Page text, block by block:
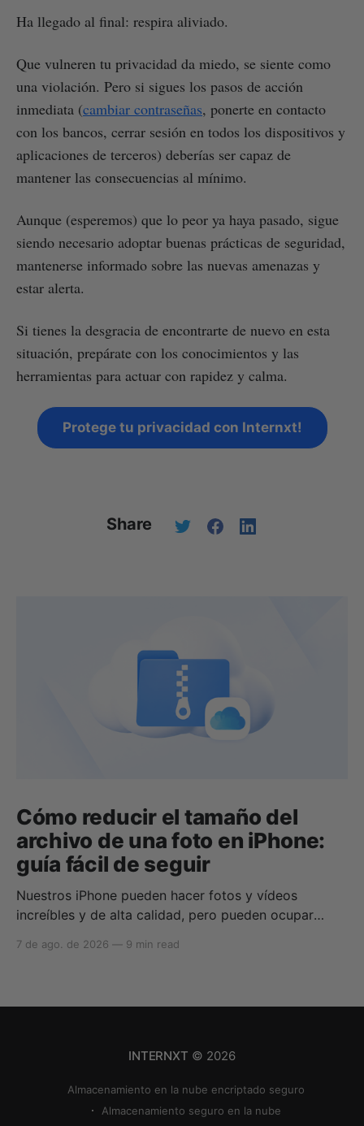
Ha llegado al final: respira aliviado.
Que vulneren tu privacidad da miedo, se siente como
una violación. Pero si sigues los pasos de acción
inmediata (cambiar contraseñas, ponerte en contacto
con los bancos, cerrar sesión en todos los dispositivos y
aplicaciones de terceros) deberías ser capaz de
mantener las consecuencias al mínimo.
Aunque (esperemos) que lo peor ya haya pasado, sigue
siendo necesario adoptar buenas prácticas de seguridad,
mantenerse informado sobre las nuevas amenazas y
estar alerta.
Si tienes la desgracia de encontrarte de nuevo en esta
situación, prepárate con los conocimientos y las
herramientas para actuar con rapidez y calma.
Protege tu privacidad con Internxt!
Share
Cómo reducir el tamaño del
archivo de una foto en iPhone:
guía fácil de seguir
Nuestros iPhone pueden hacer fotos y vídeos
increíbles y de alta calidad, pero pueden ocupar
cómo reducir el tamaño de las fotos en iPhone o
puedes utilizar
7 de ago. de 2026 — 9 min read
INTERNXT © 2026
Almacenamiento en la nube encriptado seguro
Almacenamiento seguro en la nube